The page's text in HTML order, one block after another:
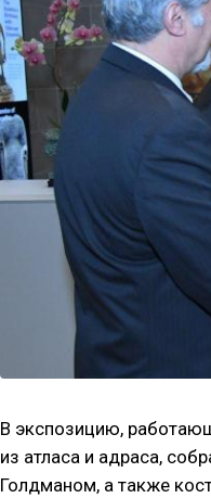
В экспозицию,
из атласа и адраса,
Голдманом, а также